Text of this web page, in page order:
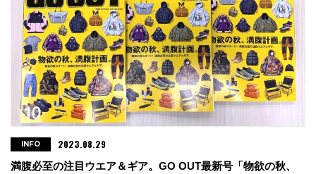
満腹必至の注目ウエア＆ギア。GO OUT最新号「物欲の秋、
INFO 2023.08.29